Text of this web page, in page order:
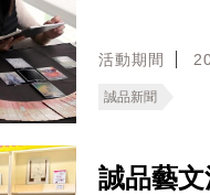
活動期間
誠品新聞
誠品藝